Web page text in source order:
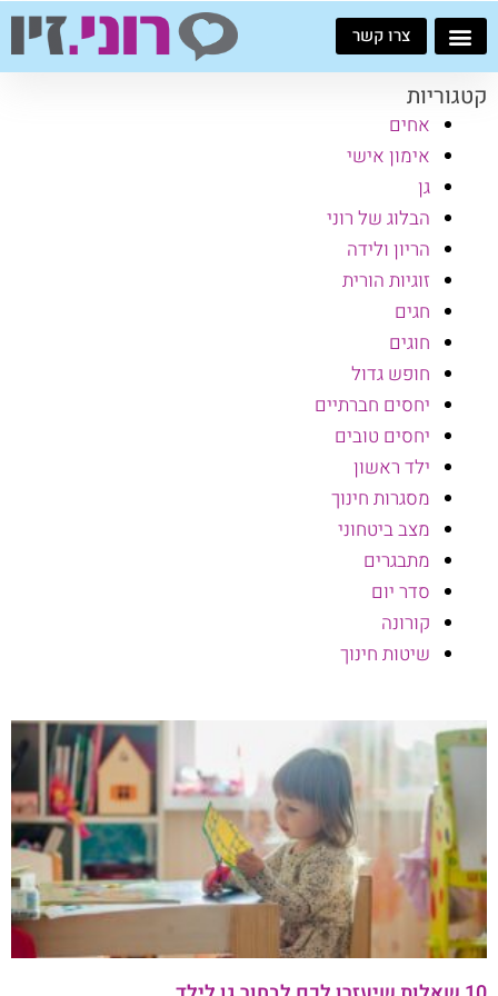
דילוג
לתוכן
צרו קשר
קטגוריות
אחים
אימון אישי
גן
הבלוג של רוני
הריון ולידה
זוגיות הורית
חגים
חוגים
חופש גדול
יחסים חברתיים
יחסים טובים
ילד ראשון
מסגרות חינוך
מצב ביטחוני
מתבגרים
סדר יום
קורונה
שיטות חינוך